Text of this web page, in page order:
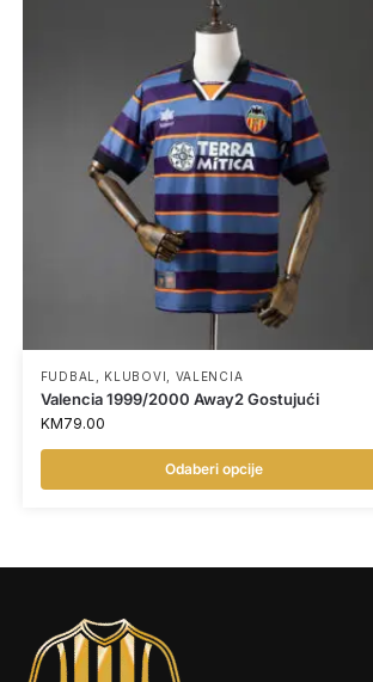
FUDBAL KLUBOVI VALENCIA
Valencia 1999/2000 Away2 Gostujući
KM79.00
Odaberi opcije